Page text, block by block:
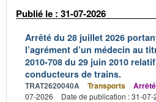
Publié le : 31-07-2026
Arrêté du 28 juillet 2026
l’agrément d’un médecin au
2010-708 du 29 juin 2010
conducteurs de trains.
TRAT2620040A Transports Arrêté
07-2026
Date de publication : 31-07-